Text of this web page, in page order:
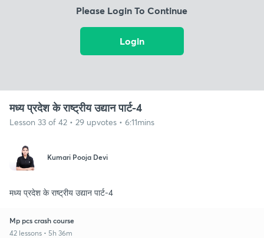
Please Login To Continue
Login
मध्य प्रदेश के राष्ट्रीय उद्यान पार्ट-4
Lesson 33 of 42 • 29 upvotes • 6:11mins
Kumari Pooja Devi
मध्य प्रदेश के राष्ट्रीय उद्यान पार्ट-4
Mp pcs crash course
42 lessons • 5h 36m